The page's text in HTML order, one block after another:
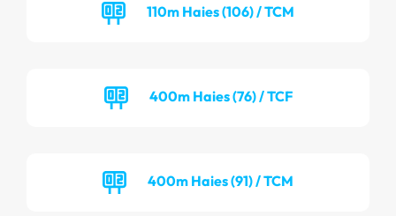
110m Haies (106) / TCM
400m Haies (76) / TCF
400m Haies (91) / TCM